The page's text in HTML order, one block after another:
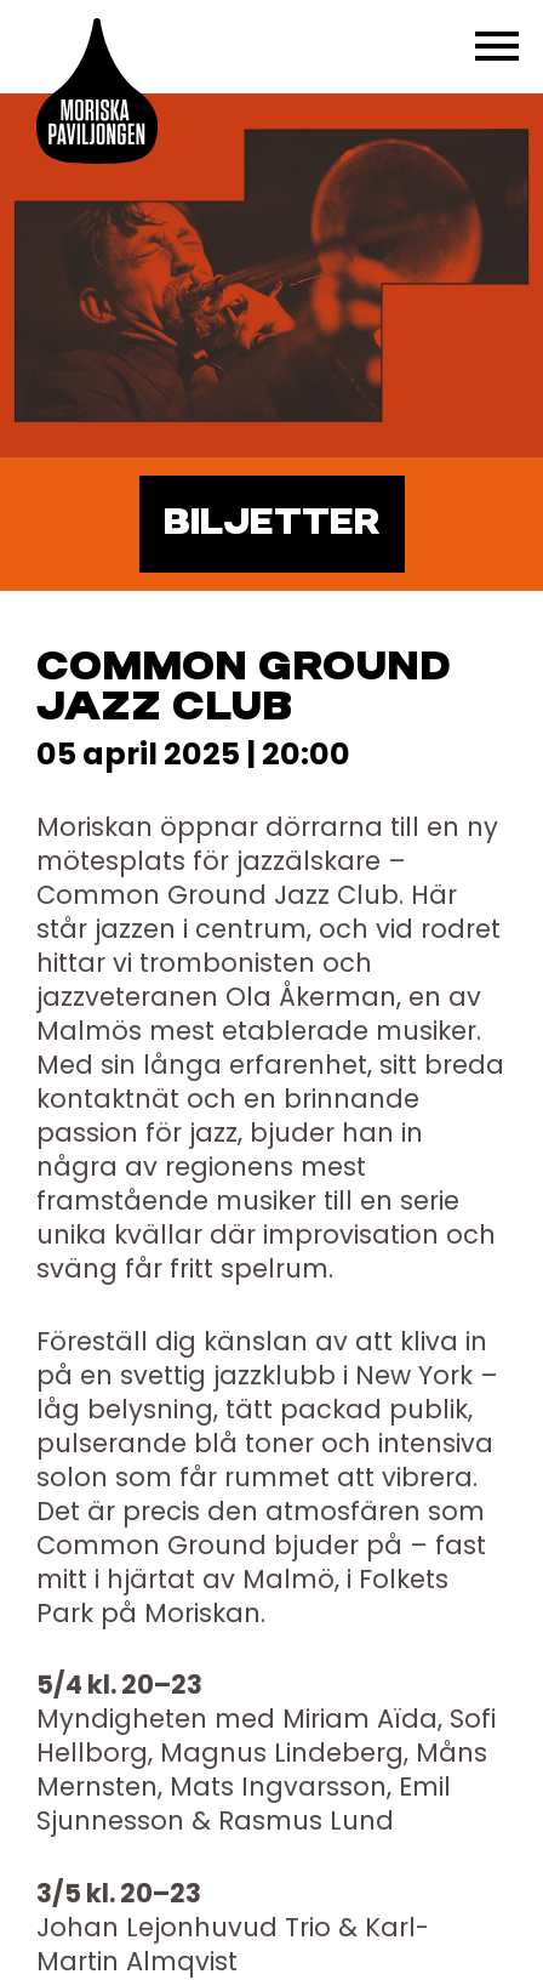
BILJETTER
COMMON GROUND
JAZZ CLUB
05 april 2025 | 20:00
Moriskan öppnar dörrarna till en ny
mötesplats för jazzälskare –
Common Ground Jazz Club. Här
står jazzen i centrum, och vid rodret
hittar vi trombonisten och
jazzveteranen Ola Åkerman, en av
Malmös mest etablerade musiker.
Med sin långa erfarenhet, sitt breda
kontaktnät och en brinnande
passion för jazz, bjuder han in
några av regionens mest
framstående musiker till en serie
unika kvällar där improvisation och
sväng får fritt spelrum.
Föreställ dig känslan av att kliva in
på en svettig jazzklubb i New York –
låg belysning, tätt packad publik,
pulserande blå toner och intensiva
solon som får rummet att vibrera.
Det är precis den atmosfären som
Common Ground bjuder på – fast
mitt i hjärtat av Malmö, i Folkets
Park på Moriskan.
5/4 kl. 20–23
Myndigheten med Miriam Aïda, Sofi
Hellborg, Magnus Lindeberg, Måns
Mernsten, Mats Ingvarsson, Emil
Sjunnesson & Rasmus Lund
3/5 kl. 20–23
Johan Lejonhuvud Trio & Karl-
Martin Almqvist